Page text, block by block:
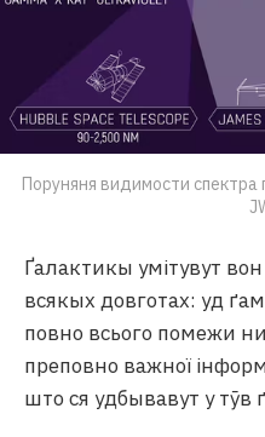
Поруняня видимости
Ґалактикы умітувут
всякых довготах: уд
повно всього помежи
преповно важної
што ся удбывавут у тӯв